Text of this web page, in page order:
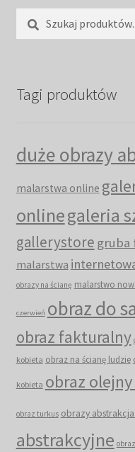
Tagi produktów
duże obrazy
malarstwa online
onlinegaleria
gallerystore gruba
malarstwa
obrazy na ścianę malarstwo
czerwień obraz do
obraz fakturalny
kobieta obraz na ścianę ludzie
kobieta obraz
obraz turkus obrazy
abstrakcyjne